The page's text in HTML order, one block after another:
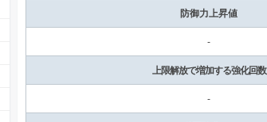
防御力上昇値
-
上限解放で増加する強化回数
-